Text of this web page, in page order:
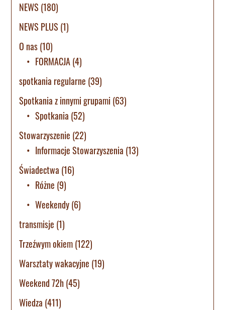
NEWS (180)
NEWS PLUS (1)
O nas(10)
FORMACJA(4)
spotkania regularne (39)
Spotkania z innymi grupami (63)
Spotkania (52)
Stowarzyszenie (22)
Informacje Stowarzyszenia (13)
Świadectwa (16)
Różne (9)
Weekendy(6)
transmisje (1)
Trzeźwym okiem(122)
Warsztaty wakacyjne (19)
Weekend 72h(45)
Wiedza (411)